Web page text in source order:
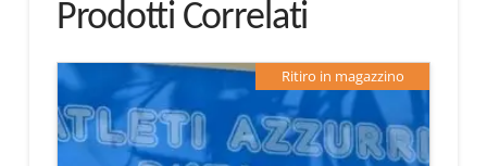
Prodotti Correlati
Ritiro in magazzino